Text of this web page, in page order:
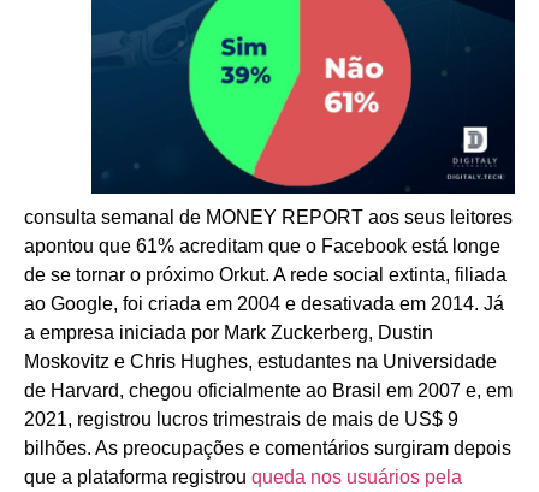
consulta semanal de MONEY REPORT aos seus leitores
apontou que 61% acreditam que o Facebook está longe
de se tornar o próximo Orkut. A rede social extinta, filiada
ao Google, foi criada em 2004 e desativada em 2014. Já
a empresa iniciada por Mark Zuckerberg, Dustin
Moskovitz e Chris Hughes, estudantes na Universidade
de Harvard, chegou oficialmente ao Brasil em 2007 e, em
2021, registrou lucros trimestrais de mais de US$ 9
bilhões. As preocupações e comentários surgiram depois
que a plataforma registrou queda nos usuários pela